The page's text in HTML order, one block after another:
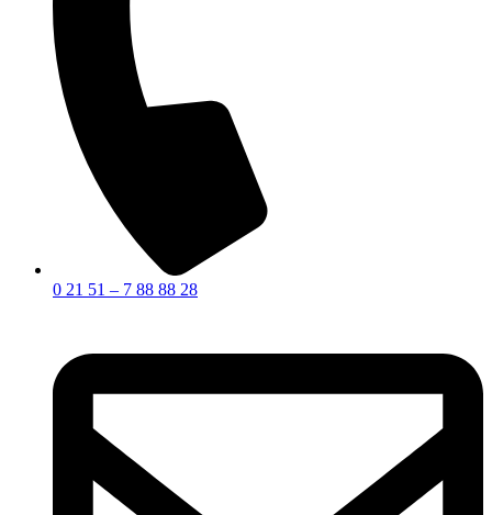
0 21 51 – 7 88 88 28